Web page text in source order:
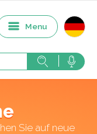
Menu
Sie auf neue